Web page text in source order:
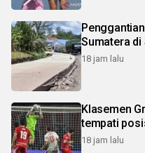
Sumatera di
18 jam lalu
Klasemen
tempati
18 jam lalu